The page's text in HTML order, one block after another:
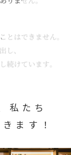
私たち
ます！